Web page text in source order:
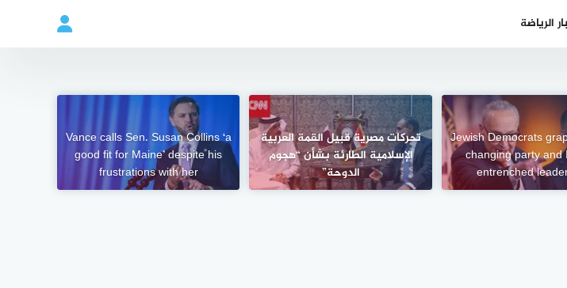
الرياضة
Jewish Democrats
changing party and
entrenched
تحركات مصرية قبيل القمة العربية
الإسلامية الطارئة بشأن “هجوم
الدوحة”
Vance calls Sen. Susan Collins ‘a
good fit for Maine’ despite his
frustrations with her